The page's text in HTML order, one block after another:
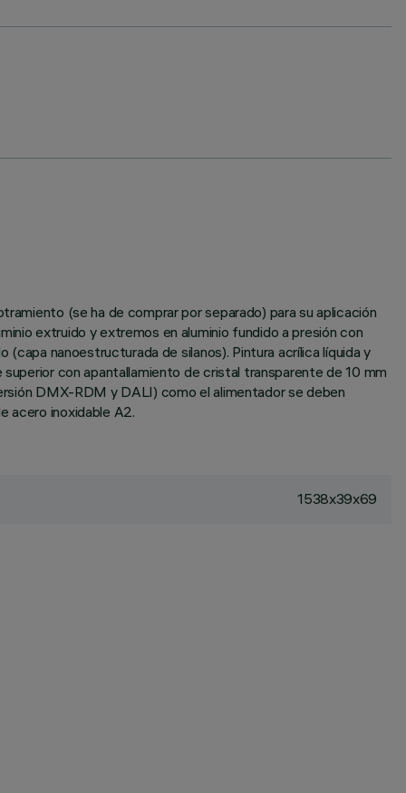
(se ha de comprar por separado) para su aplicación
extruido y extremos en aluminio fundido a presión con
nanoestructurada de silanos). Pintura acrílica líquida y
con apantallamiento de cristal transparente de 10 mm
DMX-RDM y DALI) como el alimentador se deben
acero inoxidable A2.
1538x39x69